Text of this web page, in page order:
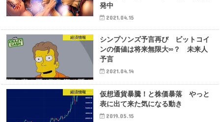
発中
2021.04.15
経済情報
シンプソンズ予言再び ビットコイ
ンの価値は将来無限大∞？ 未来人
予言
2021.04.14
経済情報
仮想通貨暴騰！と株価暴落 やっと
表に出て来た気になる動き
2019.05.15